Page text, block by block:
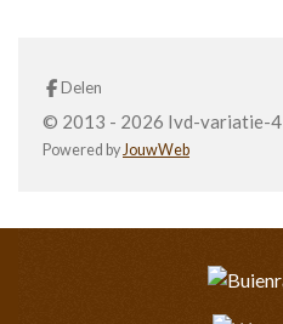
Delen
© 2013 - 2026 Ivd-variatie-4
Powered byJouwWeb